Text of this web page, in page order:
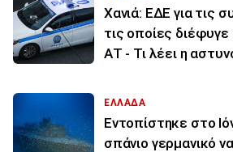
Χανιά: ΕΔΕ για τις
τις οποίες
ΑΤ - Τι λέει η
ΕΛΛΑΔΑ
Εντοπίστηκε στο
σπάνιο γερμανικό